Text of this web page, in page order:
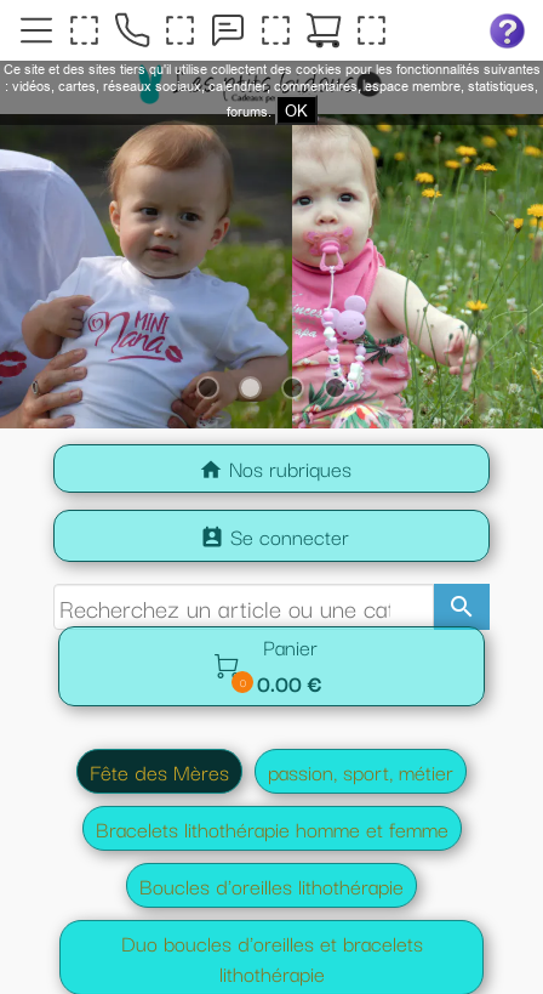
home Nos rubriques
search
perm_contact_calendar Se connecter

0
Panier
0.00 €
Fête des Mères
passion, sport, métier
Bracelets lithothérapie homme et femme
Boucles d'oreilles lithothérapie
Duo boucles d'oreilles et bracelets
lithothérapie
Ce site et des sites tiers qu'il utilise collectent des cookies pour les fonctionnalités suivantes
: vidéos, cartes, réseaux sociaux, calendrier, commentaires, espace membre, statistiques,
forums.
OK